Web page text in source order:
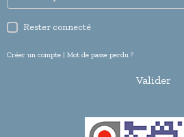
Rester connecté
Créer un compte | Mot de passe perdu ?
Valider